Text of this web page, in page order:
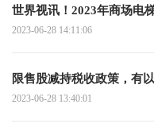
世界视讯！2023年商场电
2023-06-28 14:11:06
限售股减持税收政策，有
2023-06-28 13:40:01